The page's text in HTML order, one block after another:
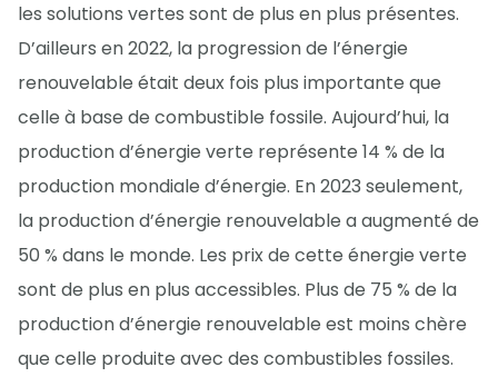
les solutions vertes sont de plus en plus présentes.
D’ailleurs en 2022, la progression de l’énergie
renouvelable était deux fois plus importante que
celle à base de combustible fossile. Aujourd’hui, la
production d’énergie verte représente 14 % de la
production mondiale d’énergie. En 2023 seulement,
la production d’énergie renouvelable a augmenté de
50 % dans le monde. Les prix de cette énergie verte
sont de plus en plus accessibles. Plus de 75 % de la
production d’énergie renouvelable est moins chère
que celle produite avec des combustibles fossiles.